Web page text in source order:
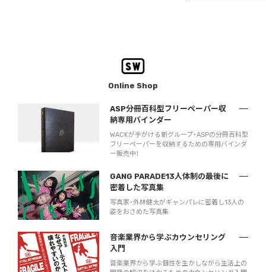
Online Shop
ASP分冊百科型フリーペーパー収
納専用バインダー
WACKが手がける新グループ・ASPの分冊百科型
フリーペーパーを収納するための専用バインダ
ー販売中！
GANG PARADE13人体制の最後に
密着した写真集
写真家・外林健太がギャンパレに密着し13人の
姿をおさめた写真集
音楽業界から学ぶカウンセリング
入門
音楽業界から学ぶ個性を生かしながら生活上の